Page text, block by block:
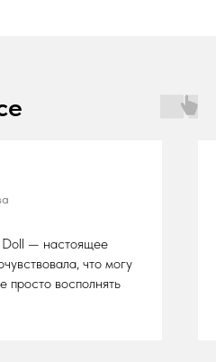
— настоящее
что могу
просто восполнять